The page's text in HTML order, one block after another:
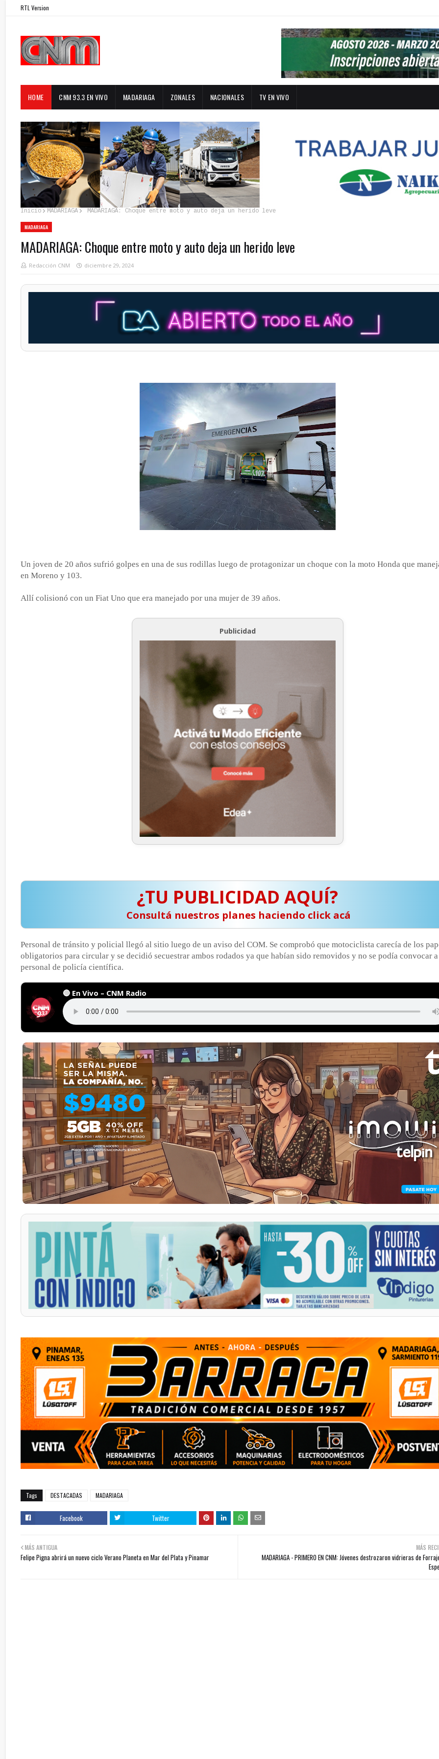
RTL Version
HOME CNM 93.3 EN VIVO MADARIAGA ZONALES NACIONALES TV EN VIVO
Inicio MADARIAGA MADARIAGA: Choque entre moto y auto deja un herido leve
MADARIAGA
MADARIAGA: Choque entre moto y auto deja un herido leve
Redacción CNM diciembre 29, 2024
Un joven de 20 años sufrió golpes en una de sus rodillas luego de protagonizar un choque con la moto Honda que
en Moreno y 103.
Allí colisionó con un Fiat Uno que era manejado por una mujer de 39 años.
Publicidad
¿TU PUBLICIDAD AQUÍ?
️ Consultá nuestros planes haciendo click acá
Personal de tránsito y policial llegó al sitio luego de un aviso del COM. Se comprobó que motociclista carecía de los
obligatorios para circular y se decidió secuestrar ambos rodados ya que habían sido removidos y no se podía convocar a
personal de policía científica.
🔴 En Vivo – CNM Radio
Tags DESTACADAS MADARIAGA
Facebook Twitter
MÁS
MADARIAGA - PRIMERO EN CNM: Jóvenes destrozaron vidrieras de
MÁS ANTIGUA
Felipe Pigna abrirá un nuevo ciclo Verano Planeta en Mar del Plata y Pinamar